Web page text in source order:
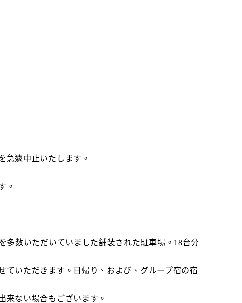
急遽中止いたします。
。
多数いただいていました舗装された駐車場。18台分
いただきます。日帰り、および、グループ宿の宿
来ない場合もございます。